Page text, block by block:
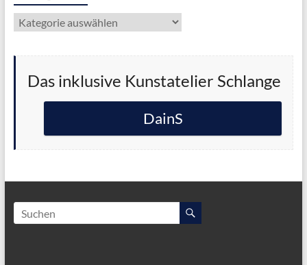
Kategorien
Das inklusive Kunstatelier Schlange
DainS